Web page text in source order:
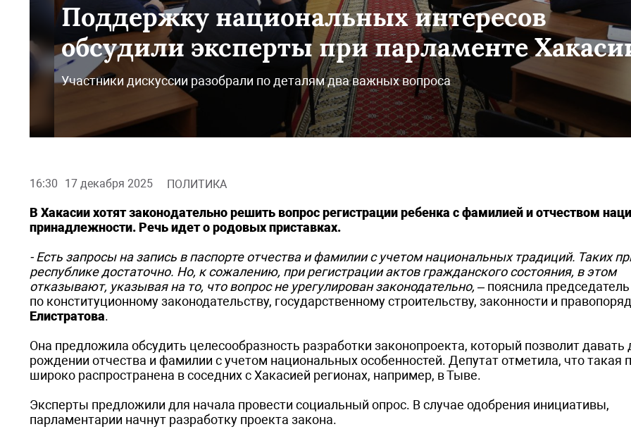
Поддержку национальных интересов
обсудили эксперты при парламенте
Участники дискуссии разобрали по деталям два важных вопроса
16:30 17 декабря 2025 ПОЛИТИКА
В Хакасии хотят законодательно решить вопрос регистрации ребенка с фамилией и отчеством
принадлежности. Речь идет о родовых приставках.
- Есть запросы на запись в паспорте отчества и фамилии с учетом национальных традиций. Таких
республике достаточно. Но, к сожалению, при регистрации актов гражданского состояния, в этом
отказывают, указывая на то, что вопрос не урегулирован законодательно, – пояснила
по конституционному законодательству, государственному строительству, законности и
Елистратова.
Она предложила обсудить целесообразность разработки законопроекта, который позволит давать
рождении отчества и фамилии с учетом национальных особенностей. Депутат отметила, что такая
широко распространена в соседних с Хакасией регионах, например, в Тыве.
Эксперты предложили для начала провести социальный опрос. В случае одобрения инициативы,
парламентарии начнут разработку проекта закона.